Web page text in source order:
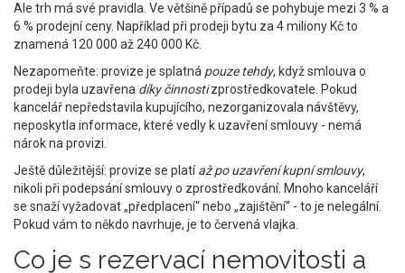
Ale trh má své pravidla. Ve většině případů se pohybuje mezi 3 % a
6 % prodejní ceny. Například při prodeji bytu za 4 miliony Kč to
znamená 120 000 až 240 000 Kč.
Nezapomeňte: provize je splatná pouze tehdy, když smlouva o
prodeji byla uzavřena díky činnostizprostředkovatele. Pokud
kancelář nepředstavila kupujícího, nezorganizovala návštěvy,
neposkytla informace, které vedly k uzavření smlouvy - nemá
nárok na provizi.
Ještě důležitější: provize se platíaž po uzavření kupní smlouvy,
nikoli při podepsání smlouvy o zprostředkování. Mnoho kanceláří
se snaží vyžadovat „předplacení“ nebo „zajištění“ - to je nelegální.
Pokud vám to někdo navrhuje, je to červená vlajka.
Co je s rezervací nemovitosti a